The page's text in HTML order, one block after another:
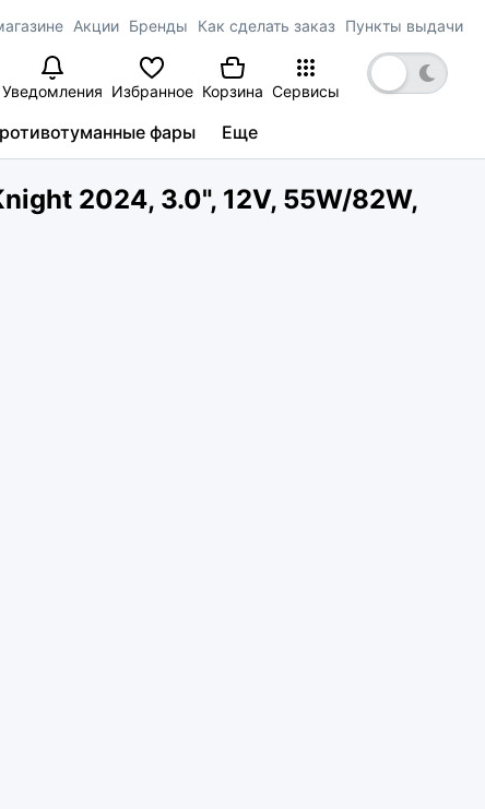
Акции Бренды Как сделать заказ Пункты выдачи
Уведомления Избранное Корзина Сервисы
фары Еще
2024, 3.0", 12V, 55W/82W,